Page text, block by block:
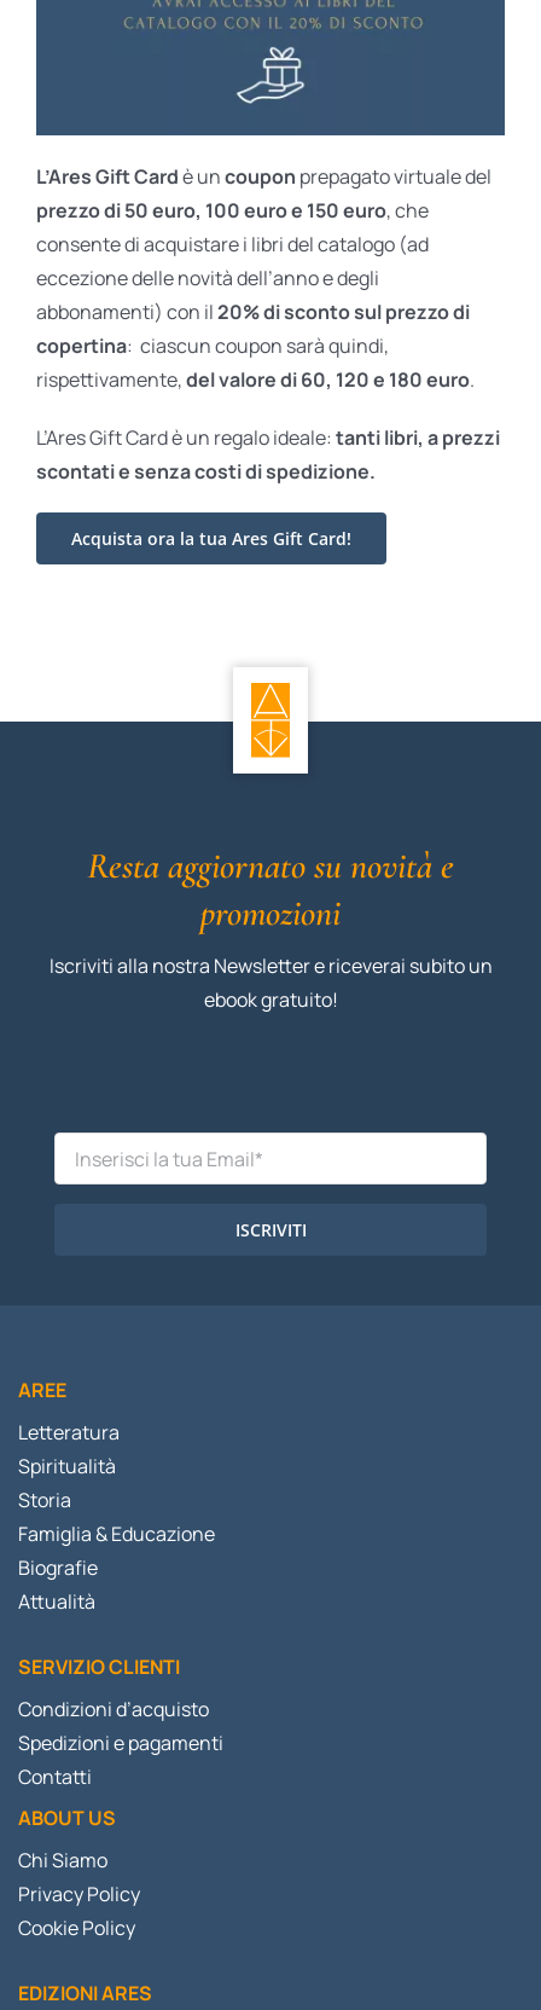
L’Ares Gift Cardè uncoupon prepagato virtuale del
prezzo di 50 euro, 100 euro e 150 euro, che
consente di acquistare i libri del catalogo (ad
eccezione delle novità dell’anno e degli
abbonamenti) con il20% di sconto sul prezzo di
copertina: ciascun coupon sarà quindi,
rispettivamente,del valore di 60, 120 e 180 euro.
L’Ares Gift Card è un regalo ideale: tanti libri, a prezzi
scontati esenza costi di spedizione.
Acquista ora la tua Ares Gift Card!
Resta aggiornato su novità e
promozioni
Iscriviti alla nostra Newsletter e riceverai subito un
ebook gratuito!
ISCRIVITI
AREE
Letteratura
Spiritualità
Storia
Famiglia & Educazione
Biografie
Attualità
SERVIZIO CLIENTI
Condizioni d’acquisto
Spedizioni e pagamenti
Contatti
ABOUT US
Chi Siamo
Privacy Policy
Cookie Policy
EDIZIONI ARES